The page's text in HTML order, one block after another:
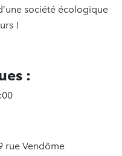
société écologique
!
:
rue Vendôme